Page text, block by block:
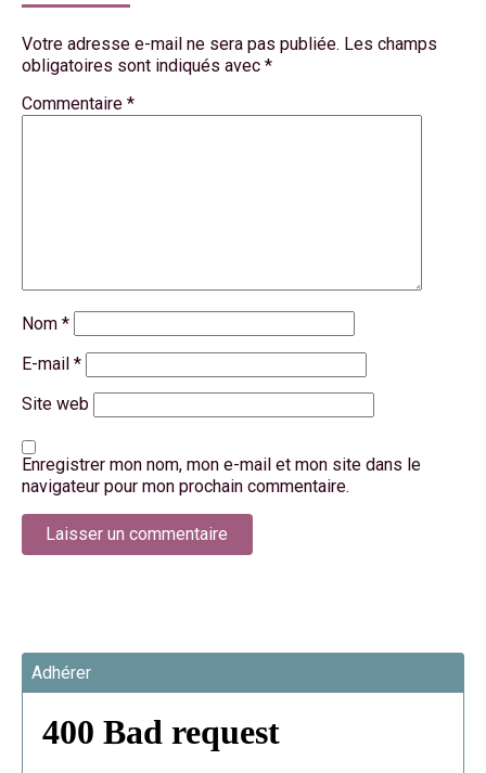
Votre adresse e-mail ne sera pas publiée. Les champs
obligatoires sont indiqués avec *
Commentaire *
Nom *
E-mail *
Site web
Enregistrer mon nom, mon e-mail et mon site dans le
navigateur pour mon prochain commentaire.
Adhérer